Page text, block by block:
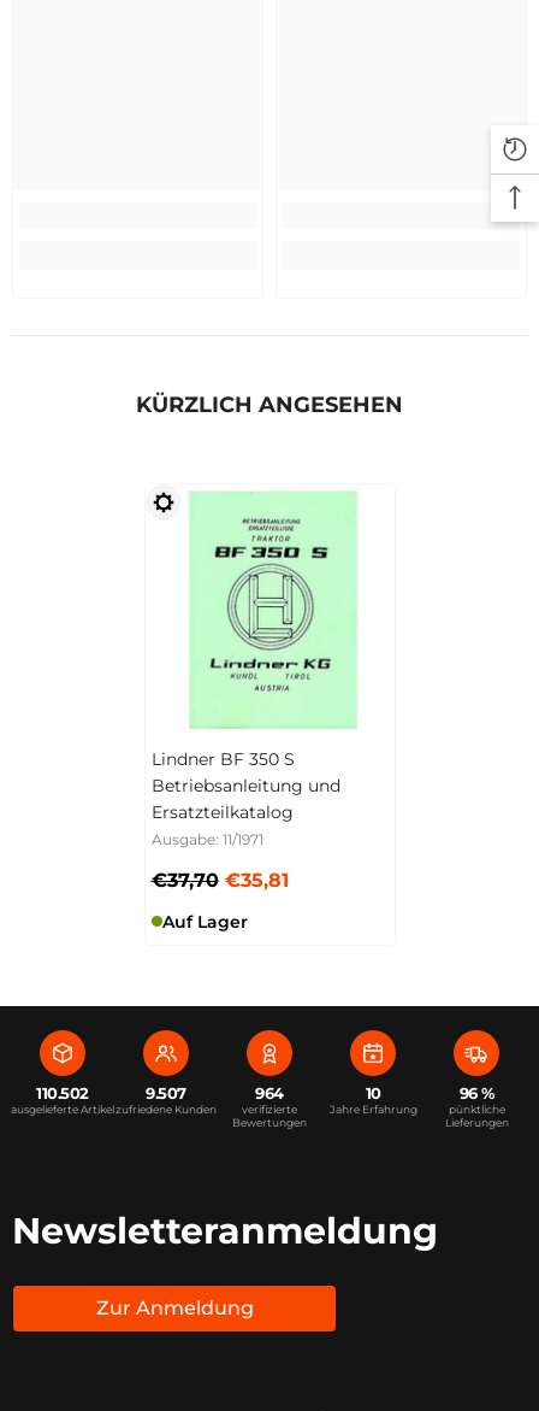
KÜRZLICH ANGESEHEN
Lindner BF 350 S
Betriebsanleitung und
Ersatzteilkatalog
Ausgabe: 11/1971
€37,70 €35,81
Auf Lager
110.502
ausgelieferte Artikel
9.507
zufriedene Kunden
964
verifizierte
Bewertungen
10
Jahre Erfahrung
96 %
pünktliche
Lieferungen
Newsletteranmeldung
Zur Anmeldung